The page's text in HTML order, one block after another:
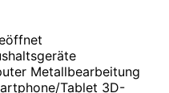
Metallbearbeitung
Tablet 3D-